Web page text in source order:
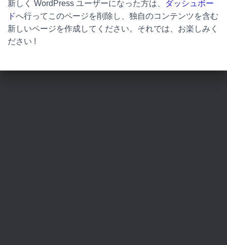
新しく WordPress ユーザーになった方は、
ダッシュボー
ドへ行ってこのページを削除し、独自のコンテンツを含む
新しいページを作成してください。それでは、お楽しみく
ださい !